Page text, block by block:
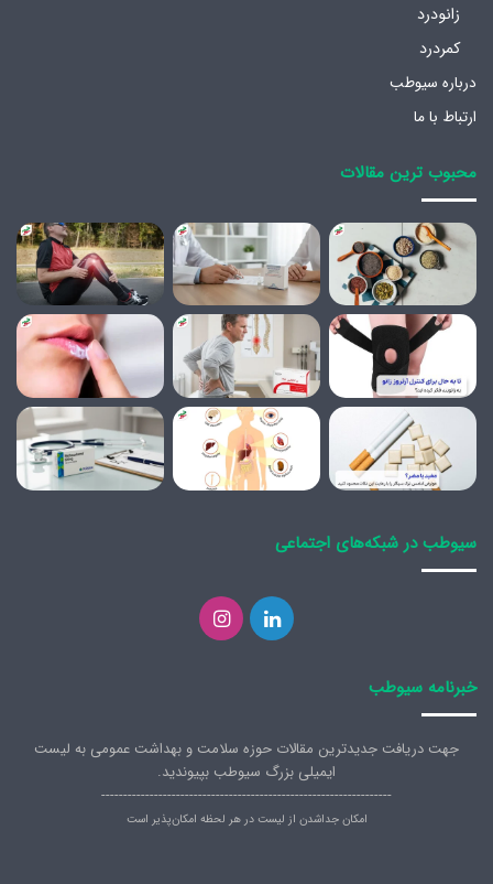
زانودرد
کمردرد
درباره سیوطب
ارتباط با ما
محبوب ترین مقالات
سیوطب در شبکه‌های اجتماعی
لینکدیناینستاگرام
خبرنامه سیوطب
جهت دریافت جدیدترین مقالات حوزه سلامت و بهداشت عمومی به لیست
ایمیلی بزرگ سیوطب بپیوندید.
------------------------------------------------------------------
امکان جداشدن از لیست در هر لحظه امکان‌پذیر است